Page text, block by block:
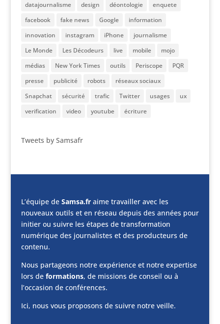
datajournalisme
design déontologie
enquete
facebook
fake news Google
information
innovation
instagram iPhone
journalisme
Le Monde
Les Décodeurs live mobile
mojo
médias
New York Times outils Periscope
PQR
presse
publicité robots
réseaux sociaux
Snapchat
sécurité trafic Twitter usages
ux
verification
video youtube écriture
Tweets by Samsafr
L’équipe de Samsa.fraime travailler avec les
nouveaux outils et en réseau depuis des années pour
initier ou suivre les étapes de transformation
numérique des journalistes et des producteurs de
contenu.
Nous partageons notre expérience et notre expertise
lors de formations, de missions de conseil ou à
l’occasion de conférences.
Ici, nous vous proposons de suivre notre veille.